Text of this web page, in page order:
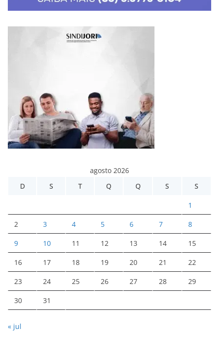
agosto 2026
D
S T Q Q S S
1
2 3 4 5 6 7 8
9 10 11 12 13 14 15
16 17 18 19 20 21 22
23 24 25 26 27 28 29
30 31
« jul